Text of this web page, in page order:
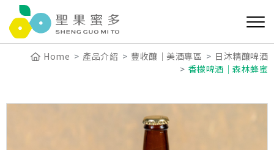
Home 產品介紹 豐收釀｜美酒專區
日沐精釀啤酒
香檬啤酒│森林蜂蜜